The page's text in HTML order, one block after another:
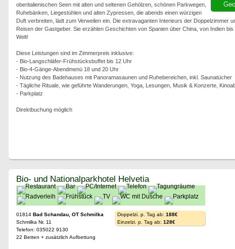
oberitalienischen Seen mit alten und seltenen Gehölzen, schönen Parkwegen,
Ruhebänken, Liegestühlen und alten Zypressen, die abends einen würzigen
Duft verbreiten, lädt zum Verweilen ein. Die extravaganten Interieurs der Doppelzimmer
Reisen der Gastgeber. Sie erzählen Geschichten von Spanien über China, von Indien
Welt!
Diese Leistungen sind im Zimmerpreis inklusive:
- Bio-Langschläfer-Frühstücksbuffet bis 12 Uhr
- Bio-4-Gänge-Abendmenü 18 und 20 Uhr
- Nutzung des Badehauses mit Panoramasaunen und Ruhebereichen, inkl. Saunatücher
- Tägliche Rituale, wie geführte Wanderungen, Yoga, Lesungen, Musik & Konzerte,
- Parkplatz
Direktbuchung möglich
Bio- und Nationalparkhotel Helvetia
01814 Bad Schandau, OT Schmilka
Schmilka Nr. 11
Telefon: 035022 9130
22 Betten + zusätzlich Aufbettung
Doppelzi. p. Tag ab: 188€
Einzelzi. p. Tag ab: 128€